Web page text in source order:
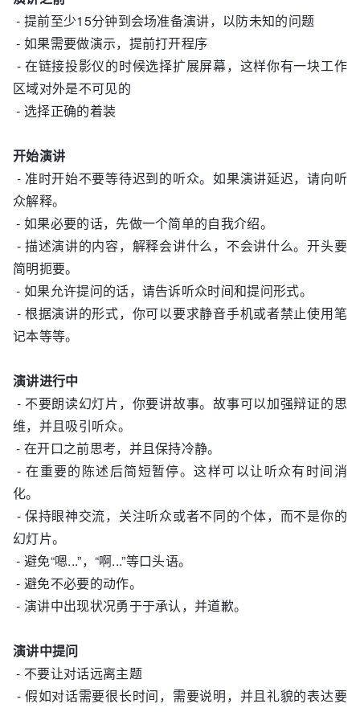
- 提前至少15分钟到会场准备演讲，以防未知的问题
- 如果需要做演示，提前打开程序
- 在链接投影仪的时候选择扩展屏幕，这样你有一块工作
区域对外是不可见的
- 选择正确的着装
开始演讲
- 准时开始不要等待迟到的听众。如果演讲延迟，请向听
众解释。
- 如果必要的话，先做一个简单的自我介绍。
- 描述演讲的内容，解释会讲什么，不会讲什么。开头要
简明扼要。
- 如果允许提问的话，请告诉听众时间和提问形式。
- 根据演讲的形式，你可以要求静音手机或者禁止使用笔
记本等等。
演讲进行中
- 不要朗读幻灯片，你要讲故事。故事可以加强辩证的思
维，并且吸引听众。
- 在开口之前思考，并且保持冷静。
- 在重要的陈述后简短暂停。这样可以让听众有时间消
化。
- 保持眼神交流，关注听众或者不同的个体，而不是你的
幻灯片。
- 避免“嗯...”，“啊...”等口头语。
- 避免不必要的动作。
- 演讲中出现状况勇于于承认，并道歉。
演讲中提问
- 不要让对话远离主题
- 假如对话需要很长时间，需要说明，并且礼貌的表达要